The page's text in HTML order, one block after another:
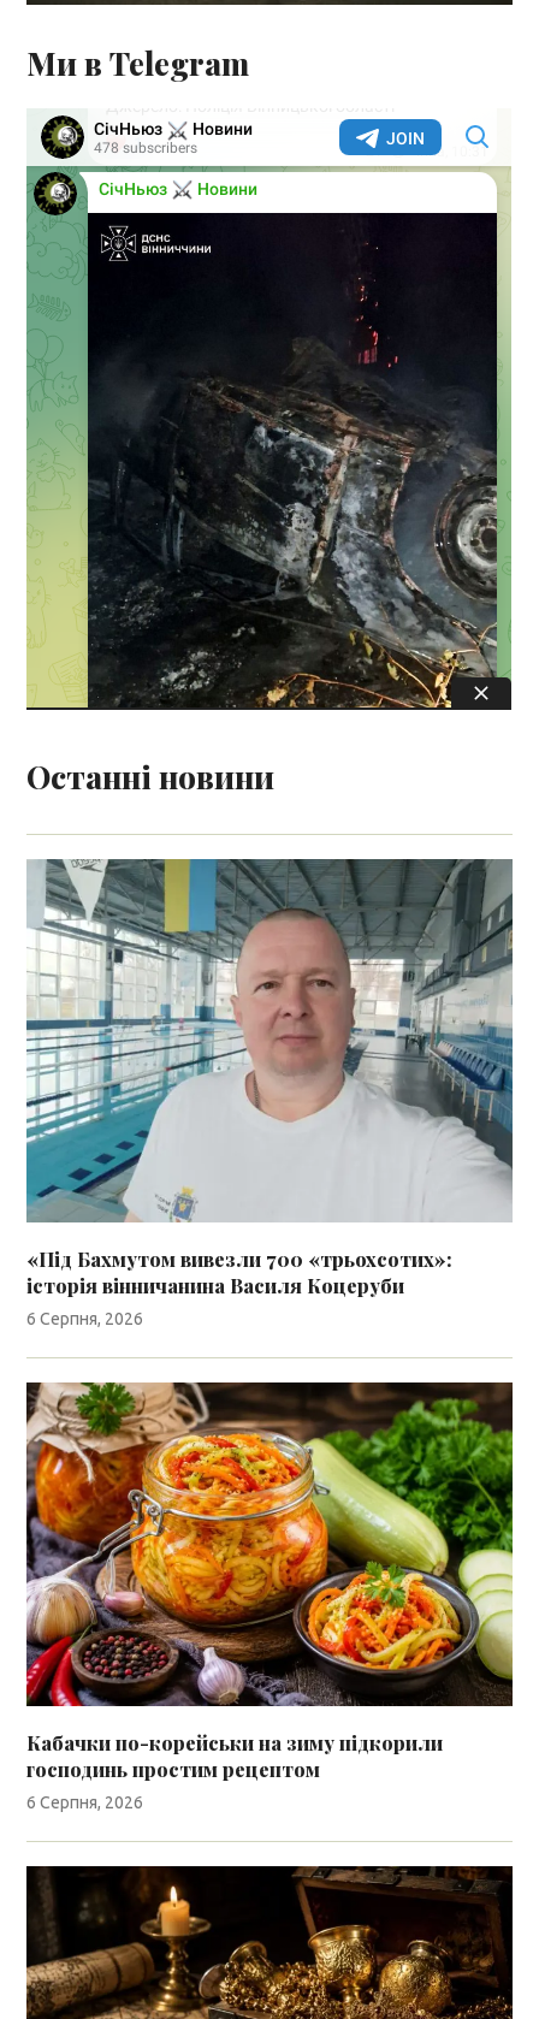
Ми в Telegram
Останні новини
«Під Бахмутом вивезли 700 «трьохсотих»:
історія вінничанина Василя Коцеруби
6 Серпня, 2026
Кабачки по-корейськи на зиму підкорили
господинь простим рецептом
6 Серпня, 2026